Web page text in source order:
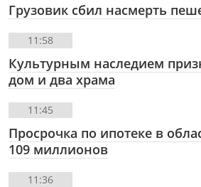
Грузовик сбил насмерть
11:58
Культурным наследием
дом и два храма
11:45
Просрочка по ипотеке в
109 миллионов
11:36